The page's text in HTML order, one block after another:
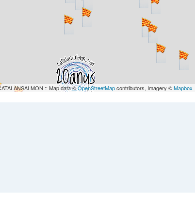
:: Map data ©OpenStreetMapcontributors, Imagery ©Mapbox